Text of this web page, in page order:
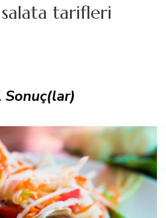
tarifleri
Sonuç(lar)